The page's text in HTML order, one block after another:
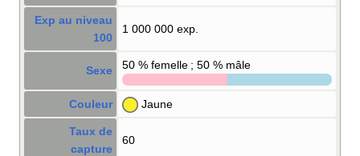
Exp au niveau
100
1 000 000 exp.
Sexe 50 % femelle ; 50 % mâle
Couleur Jaune
Taux de
capture
60